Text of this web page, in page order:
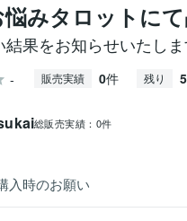
みタロットに
果をお知らせいたしま
- 販売実績 0件 残り 5
総販売実績： 0件
入時のお願い